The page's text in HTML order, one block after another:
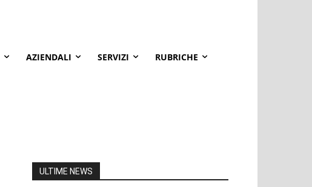
AZIENDALI SERVIZI RUBRICHE
ULTIME NEWS